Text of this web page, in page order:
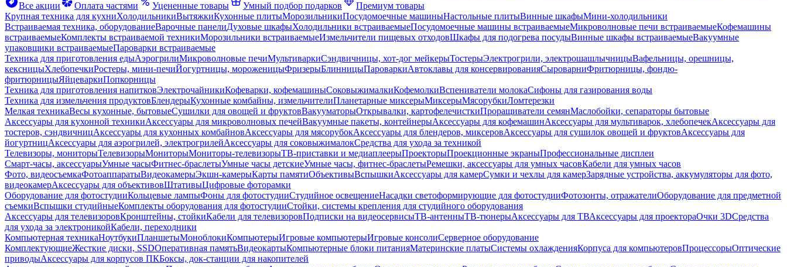
Все акции
Оплата частями Уцененные товары Умный подбор подарков
Премиум товары
Крупная техника для кухниХолодильникиВытяжкиКухонные плитыМорозильникиПосудомоечные машиныНастольные плитыВинные шкафыМини-холодильники
Встраиваемая техника, оборудованиеВарочные панелиДуховые шкафыХолодильники встраиваемыеПосудомоечные машины встраиваемыеМикроволновые печи встраиваемыеКофемашины
встраиваемыеКомплекты встраиваемой техникиМорозильники встраиваемыеИзмельчители пищевых отходовШкафы для подогрева посудыВинные шкафы встраиваемыеВакуумные
упаковщики встраиваемыеПароварки встраиваемые
Техника для приготовления едыАэрогрилиМикроволновые печиМультиваркиСэндвичницы, хот-дог мейкерыТостерыЭлектрогрили, электрошашлычницыВафельницы, орешницы,
кексницыХлебопечкиРостеры, мини-печиЙогуртницы, мороженицыФризерыБлинницыПароваркиАвтоклавы для консервированияСыроварниФритюрницы, фондю-
фритюрницыЯйцеваркиПопкорницы
Техника для приготовления напитковЭлектрочайникиКофеварки, кофемашиныСоковыжималкиКофемолкиВспениватели молокаСифоны для газирования воды
Техника для измельчения продуктовБлендерыКухонные комбайны, измельчителиПланетарные миксерыМиксерыМясорубкиЛомтерезки
Мелкая техникаВесы кухонные, бытовыеСушилки для овощей и фруктовВакууматорыОткрывалки, картофелечисткиПроращиватели семянМаслобойки, сепараторы бытовые
Аксессуары для кухонной техникиАксессуары для микроволновых печейВакуумные пакеты, контейнерыАксессуары для кофемашинАксессуары для мультиварок, хлебопечекАксессуары для
тостеров, сэндвичницАксессуары для кухонных комбайновАксессуары для мясорубокАксессуары для блендеров, миксеровАксессуары для сушилок овощей и фруктовАксессуары для
йогуртницАксессуары для аэрогрилей, электрогрилейАксессуары для соковыжималокСредства для ухода за техникой
Телевизоры, мониторыТелевизорыМониторыМониторы-телевизорыТВ-приставки и медиаплеерыПроекторыПроекционные экраныПрофессиональные дисплеи
Смарт-часы, аксессуарыУмные часыФитнес-браслетыУмные часы детскиеУмные часы, фитнес-браслетыРемешки, аксессуары для умных часовКабели для умных часов
Фото, видеосъемкаФотоаппаратыВидеокамерыЭкшн-камерыКарты памятиОбъективыВспышкиАксессуары для камерСумки и чехлы для камерЗарядные устройства, аккумуляторы для фото,
видеокамерАксессуары для объективовШтативыЦифровые фоторамки
Оборудование для фотостудииКольцевые лампыФоны для фотостудииСтудийное освещениеНасадки светоформирующие для фотостудииФотозонты, отражателиОборудование для предметной
съемкиВспышки студийныеКомплекты оборудования для фотостудииСтойки, системы крепления для студийного оборудования
Аксессуары для телевизоровКронштейны, стойкиКабели для телевизоровПодписки на видеосервисыТВ-антенныТВ-тюнерыАксессуары для ТВАксессуары для проектораОчки 3DСредства
для ухода за электроникойКабели, переходники
Компьютерная техникаНоутбукиПланшетыМоноблокиКомпьютерыИгровые компьютерыИгровые консолиСерверное оборудование
КомплектующиеЖесткие диски, SSDОперативная памятьВидеокартыКомпьютерные блоки питанияМатеринские платыСистемы охлажденияКорпуса для компьютеровПроцессорыОптические
приводыАксессуары для корпусов ПКБоксы, док-станции для накопителей